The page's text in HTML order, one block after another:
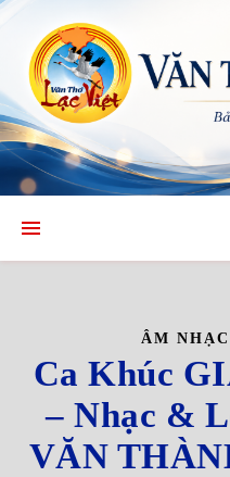
ÂM NHẠC
Ca Khúc
– Nhạc &
VĂN